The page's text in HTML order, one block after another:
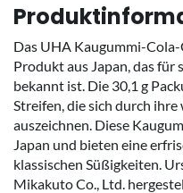
Das UHA Kaugummi-
Produkt aus Japan, das
bekannt ist. Die 30,1 g
Streifen, die sich durch
auszeichnen. Diese
Japan und bieten eine
klassischen Süßigkeiten.
Mikakuto Co., Ltd.